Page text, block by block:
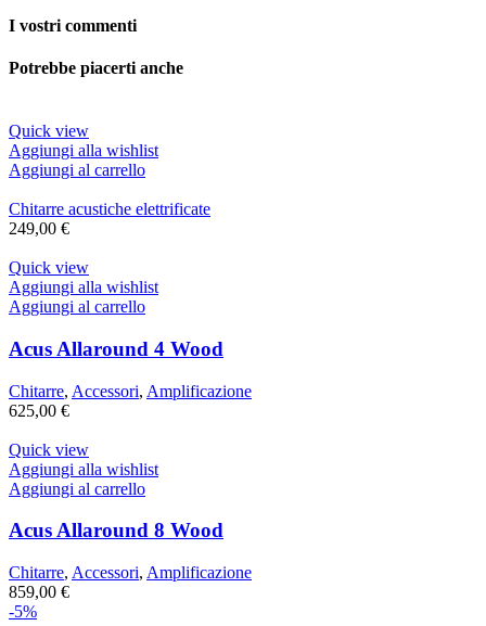
I vostri commenti
Potrebbe piacerti anche
Quick view
Aggiungi alla wishlist
Aggiungi al carrello
Chitarre acustiche elettrificate
249,00 €
Quick view
Aggiungi alla wishlist
Aggiungi al carrello
Acus Allaround 4 Wood
Chitarre, Accessori, Amplificazione
625,00 €
Quick view
Aggiungi alla wishlist
Aggiungi al carrello
Acus Allaround 8 Wood
Chitarre, Accessori, Amplificazione
859,00 €
-5%